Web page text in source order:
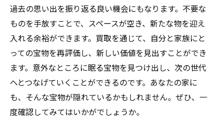
過去の思い出を振り返る良い機会にもなります。不要な
ものを手放すことで、スペースが空き、新たな物を迎え
入れる余裕ができます。買取を通じて、自分と家族にと
っての宝物を再評価し、新しい価値を見出すことができ
ます。意外なところに眠る宝物を見つけ出し、次の世代
へとつなげていくことができるのです。あなたの家に
も、そんな宝物が隠れているかもしれません。ぜひ、一
度確認してみてはいかがでしょうか。